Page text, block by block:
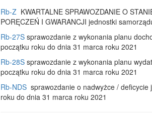
Rb-Z KWARTALNE SPRAWOZDANIE O
PORĘCZEŃ I GWARANCJI jednostki
Rb-27S sprawozdanie z wykonania planu
początku roku do dnia 31 marca roku 2021
Rb-28S sprawozdanie z wykonania planu
początku roku do dnia 31 marca roku 2021
Rb-NDS sprawozdanie o nadwyżce /
roku do dnia 31 marca roku 2021